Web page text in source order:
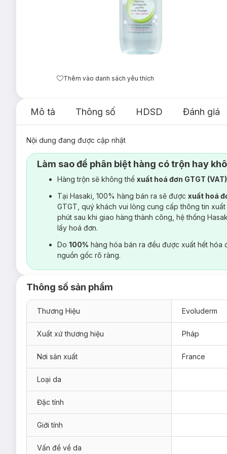
Thêm vào danh sách yêu thích
Mô tả Thông số HDSD Đánh giá
Nội dung đang được cập nhật
Làm sao để phân biệt hàng có trộn hay
Hàng trộn sẽ không thể xuất hoá đơn GTGT
Tại Hasaki, 100% hàng bán ra sẽ được xuất hoá
GTGT, quý khách vui lòng cung cấp thông tin
phút sau khi giao hàng thành công, hệ thống
lấy hoá đơn.
Do 100% hàng hóa bán ra đều được xuất hết hóa
nguồn gốc rõ ràng.
Thông số sản phẩm
Thương Hiệu Evoluderm
Xuất xứ thương hiệu Pháp
Nơi sản xuất France
Loại da
Đặc tính
Giới tính
Vấn đề về da